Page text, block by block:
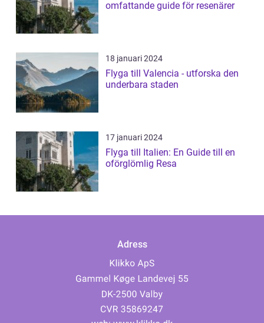
omfattande guide för resenärer
18 januari 2024
Flyga till Valencia - utforska den
underbara staden
17 januari 2024
Flyga till Italien: En Guide till en
oförglömlig Resa
Adress